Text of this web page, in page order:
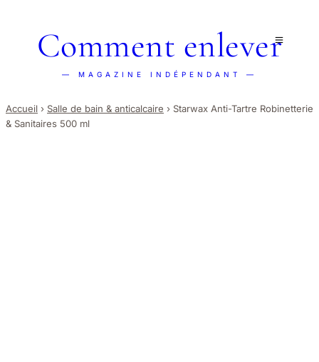
Comment enlever
— MAGAZINE INDÉPENDANT —
Accueil › Salle de bain & anticalcaire › Starwax Anti-Tartre Robinetterie
& Sanitaires 500 ml